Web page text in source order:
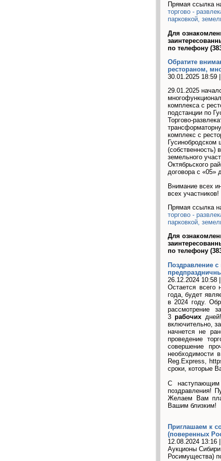
Прямая ссылка
торгово -
парковкой,
Для
по телефону
Обратите
рестораном,
30.01.2025 18:59
29.01.2025
комплекса с
подстанции по
Торгово-
комплекс с
земельного
Октябрьского
договора с «05»
Внимание всех
всех участников!
Прямая ссылка
торгово -
парковкой,
Для
по телефону
Поздравление
26.12.2024 10:58
Остается всего
года, будет
в 2024 году.
рассмотрение
3рабочих
включительно,
начнется не
проведение
совершение
необходимости
Reg.Express,
сроки, которые
С
поздравления!
Желаем Вам
Вашим близким!
Приглашаем к
(поверенных
12.08.2024 13:16
Аукционы Сибири
Росимущества)